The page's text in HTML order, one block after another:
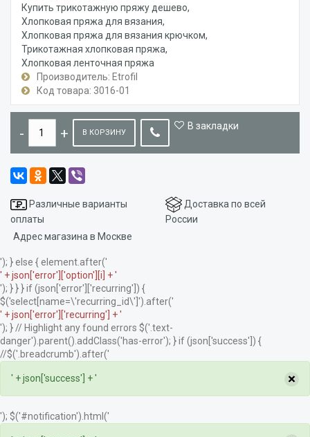
Купить трикотажную пряжу дешево
Хлопковая пряжа для вязания
Хлопковая пряжа для вязания крючком
Трикотажная хлопковая пряжа
Хлопковая ленточная пряжа
Производитель: Etrofil
Код товара: 3016-01
В КОРЗИНУ
В закладки
Различные варианты
оплаты
Доставка по всей
России
Адрес магазина в Москве
'); } else { element.after('
' + json['error']['option'][i] + '
'); } } } if (json['error']['recurring']) {
$('select[name=\'recurring_id\']').after('
' + json['error']['recurring'] + '
'); } // Highlight any found errors $('.text-
danger').parent().addClass('has-error'); } if (json['success']) {
//$('.breadcrumb').after('
' + json['success'] + ' ×
'); $('#notification').html('